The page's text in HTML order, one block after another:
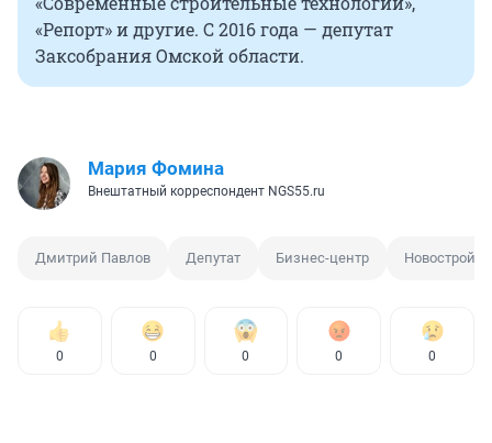
«Репорт» и другие. С 2016 года — депутат
Заксобрания Омской области.
Мария Фомина
Внештатный корреспондент NGS55.ru
Дмитрий Павлов Депутат Бизнес-центр Новостройка
0 0 0 0 0